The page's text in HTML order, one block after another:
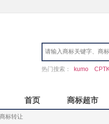
热门搜索： kumo
首页 商标超市
标转让